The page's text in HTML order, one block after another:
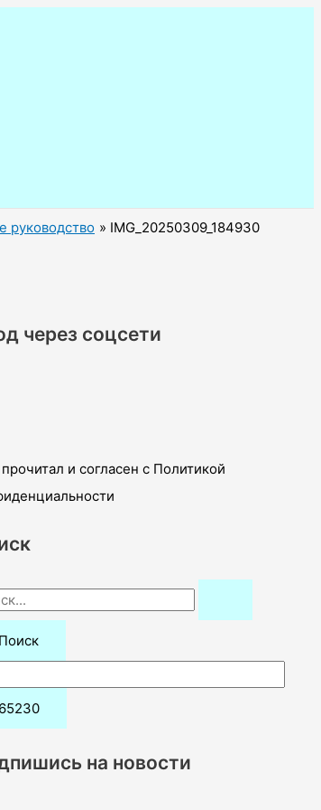
руководство IMG_20250309_184930
через соцсети
и согласен с Политикой
на новости